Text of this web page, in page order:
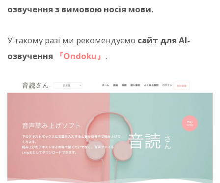
озвучення з вимовою носія мови.
У такому разі ми рекомендуємо сайт для AI-
озвучення
『Ondoku』 .